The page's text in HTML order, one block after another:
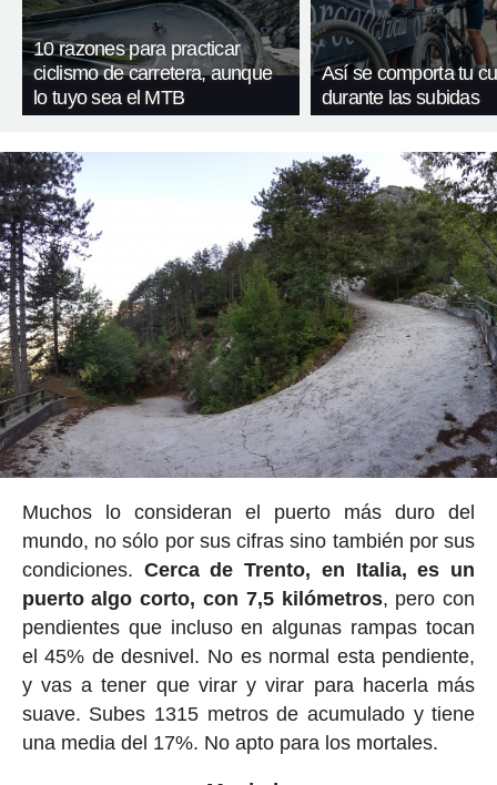
10 razones para practicar
ciclismo de carretera, aunque
lo tuyo sea el MTB
Así se comporta tu
durante las subidas
Muchos lo consideran el puerto más duro del
mundo, no sólo por sus cifras sino también por sus
condiciones. Cerca de Trento, en Italia, es un
puerto algo corto, con 7,5 kilómetros, pero con
pendientes que incluso en algunas rampas tocan
el 45% de desnivel. No es normal esta pendiente,
y vas a tener que virar y virar para hacerla más
suave. Subes 1315 metros de acumulado y tiene
una media del 17%. No apto para los mortales.